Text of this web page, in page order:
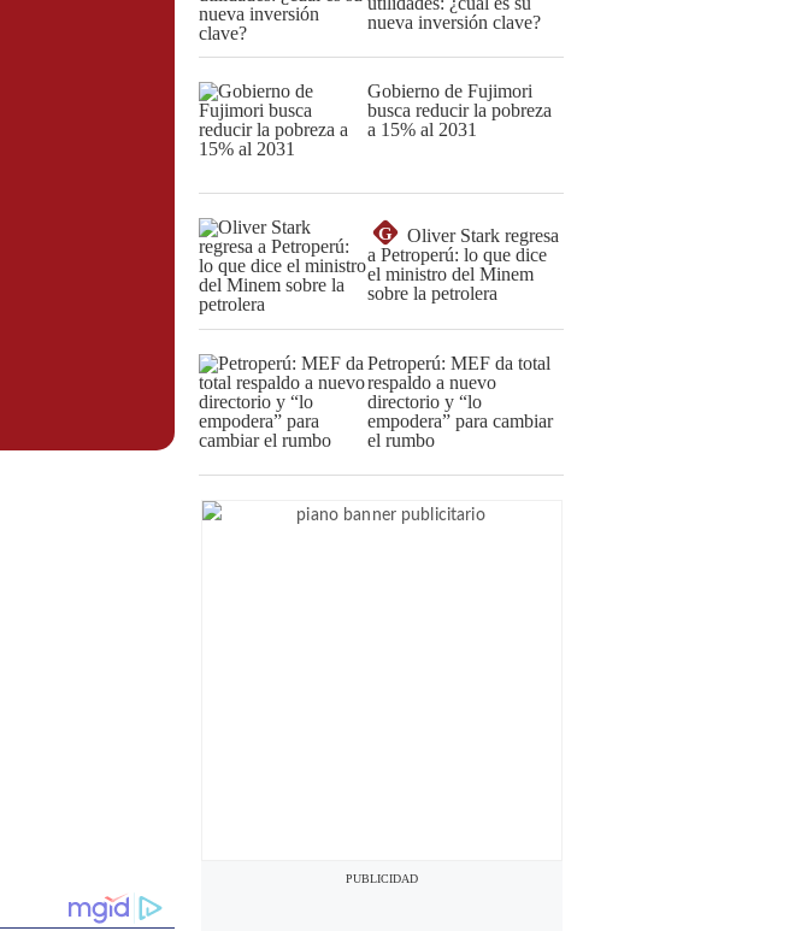
nueva inversión clave?
Gobierno de Fujimori
busca reducir la pobreza
a 15% al 2031
G
Oliver Stark regresa
a Petroperú: lo que dice
el ministro del Minem
sobre la petrolera
Petroperú: MEF da total
respaldo a nuevo
directorio y “lo
empodera” para cambiar
el rumbo